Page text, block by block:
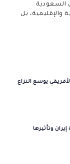
السعودية
والإقليمية، بل
يوسع النزاع
وتأثيرها